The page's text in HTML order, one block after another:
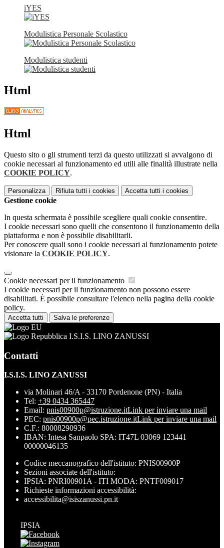
iYES
Modulistica Personale Scolastico
Modulistica studenti
Html
Html
Questo sito o gli strumenti terzi da questo utilizzati si avvalgono di
cookie necessari al funzionamento ed utili alle finalità illustrate nella
COOKIE POLICY.
Personalizza Rifiuta tutti i cookies Accetta tutti i cookies
Gestione cookie
In questa schermata è possibile scegliere quali cookie consentire.
I cookie necessari sono quelli che consentono il funzionamento della
piattaforma e non è possibile disabilitarli.
Per conoscere quali sono i cookie necessari al funzionamento potete
visionare la COOKIE POLICY.
Cookie necessari per il funzionamento
I cookie necessari per il funzionamento non possono essere
disabilitati. È possibile consultare l'elenco nella pagina della cookie
policy.
Accetta tutti Salva le preferenze
I.S.I.S. LINO ZANUSSI
Contatti
I.S.I.S. LINO ZANUSSI
via Molinari 46/A - 33170 Pordenone (PN) - Italia
Tel: +39 0434 365447
Email: pnis00900p@istruzione.itLink per inviare una mail
PEC: pnis00900p@pec.istruzione.itLink per inviare una mail
C.F.: 80008290936
IBAN: Intesa Sanpaolo SPA: IT47L 03069 123441
00000046135
Codice meccanografico dell'istituto: PNIS00900P
Sezioni associate dell'istituto:
IPSIA: PNRI00901A - ITI MODA: PNTF009017
Richieste informazioni accessibilità:
accessibilita@isiszanussi.pn.it
IPSIA